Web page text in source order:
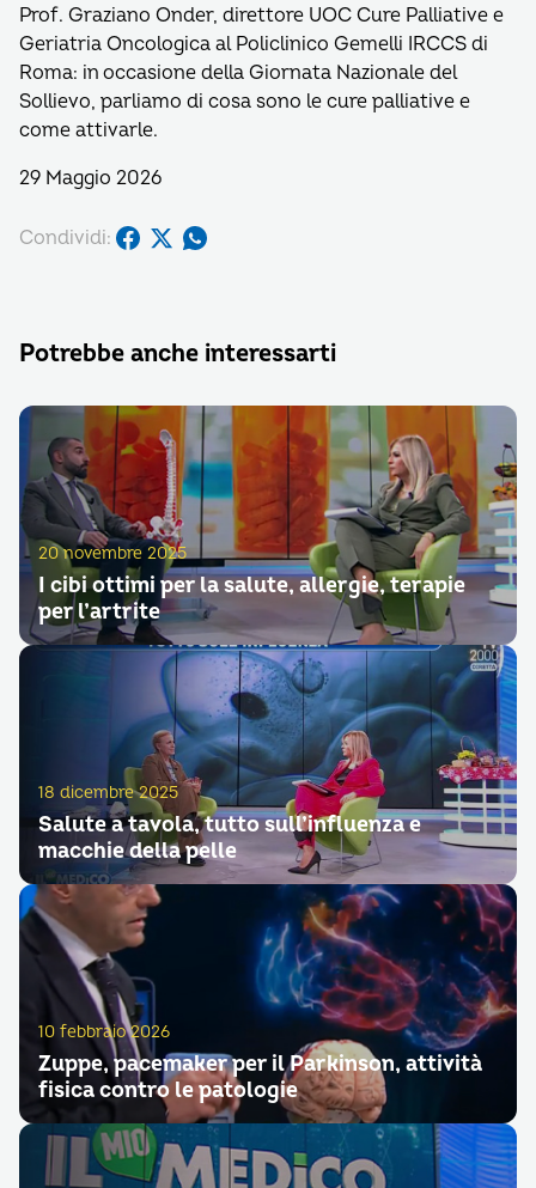
Prof. Graziano Onder, direttore UOC Cure Palliative e
Geriatria Oncologica al Policlinico Gemelli IRCCS di
Roma: in occasione della Giornata Nazionale del
Sollievo, parliamo di cosa sono le cure palliative e
come attivarle.
29 Maggio 2026
Condividi:
Potrebbe anche interessarti
20 novembre 2025
I cibi ottimi per la salute, allergie, terapie
per l’artrite
18 dicembre 2025
Salute a tavola, tutto sull’influenza e
macchie della pelle
10 febbraio 2026
Zuppe, pacemaker per il Parkinson, attività
fisica contro le patologie